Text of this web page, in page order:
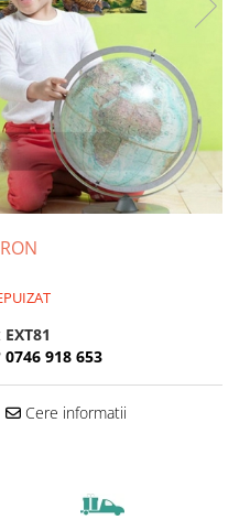
EXT81
0746 918 653
Cere informatii